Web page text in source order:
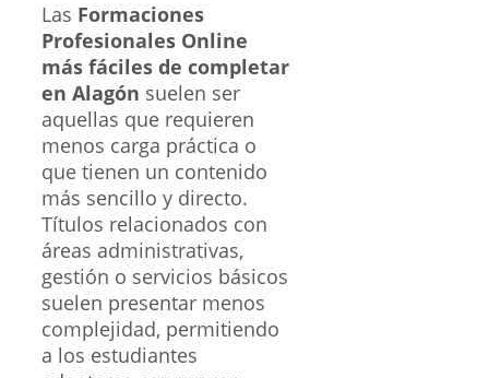
Las Formaciones
Profesionales Online
más fáciles de completar
en Alagón suelen ser
aquellas que requieren
menos carga práctica o
que tienen un contenido
más sencillo y directo.
Títulos relacionados con
áreas administrativas,
gestión o servicios básicos
suelen presentar menos
complejidad, permitiendo
a los estudiantes